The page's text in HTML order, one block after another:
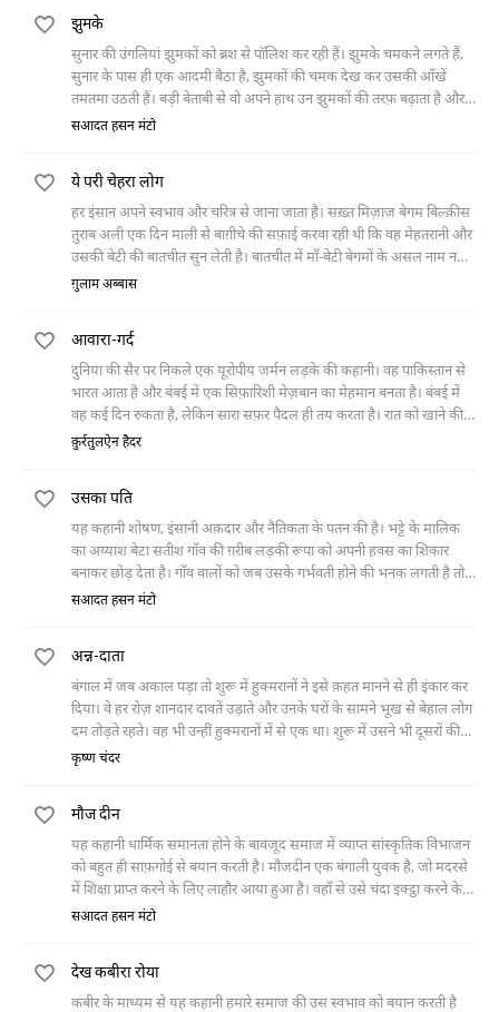
झुमके
सुनार की उंगलियां झुमकों को ब्रश से पॉलिश कर रही हैं। झुमके चमकने लगते हैं,
सुनार के पास ही एक आदमी बैठा है, झुमकों की चमक देख कर उसकी आँखें
तमतमा उठती हैं। बड़ी बेताबी से वो अपने हाथ उन झुमकों की तरफ़ बढ़ाता है और
सुनार कहता है, “बस अब दे दो मुझे।” सुनार
सआदत हसन मंटो
ये परी चेहरा लोग
हर इंसान अपने स्वभाव और चरित्र से जाना जाता है। सख़्त मिज़ाज बेगम बिल्क़ीस
तुराब अली एक दिन माली से बाग़ीचे की सफ़ाई करवा रही थी कि वह मेहतरानी और
उसकी बेटी की बातचीत सुन लेती है। बातचीत में माँ-बेटी बेगमों के असल नाम न
लेकर उन्हें तरह-तरह के नामों से बुलाती हैं। यह सुनकर बिल्क़ीस बानो उन दोनों को
लेकिन उसने बेगम बिल्कीस का जो नाम रखा होता है वह अपने शौहर के सामने ले
देती है।
ग़ुलाम अब्बास
आवारा-गर्द
दुनिया की सैर पर निकले एक यूरोपीय जर्मन लड़के की कहानी। वह पाकिस्तान से
भारत आता है और बंबई में एक सिफ़ारिशी मेज़बान का मेहमान बनता है। बंबई में
वह कई दिन रुकता है, लेकिन सारा सफ़र पैदल ही तय करता है। रात को खाने की
मेज़ पर अपनी मेज़बान से वह यूरोप, जर्मन, द्वितीय विश्व युद्ध, नाज़ी और अपने
और खु़द डूबकर मर जाता है। लंका से होता हुआ है वह सैलानी लड़का वियतनाम
जाता है। वियतनाम में जंग जारी है और जंग की एक गोली उस नौजवान यूरोपीय
आवारागर्द को भी लील जाती है।
क़ुर्रतुलऐन हैदर
उसका पति
यह कहानी शोषण, इंसानी अक़दार और नैतिकता के पतन की है। भट्टे के मालिक
का अय्याश बेटा सतीश गाँव की ग़रीब लड़की रूपा को अपनी हवस का शिकार
बनाकर छोड़ देता है। गाँव वालों को जब उसके गर्भवती होने की भनक लगती है तो
रूपा का होने वाला ससुर उसकी माँ को बेइज्ज़त करता है और रिश्ता ख़त्म कर देता
है और कहता है कि वह रूपा और अपने बच्चे को संभाल ले लेकिन सतीश सौदा
करने की कोशिश करता है जिससे रूपा भाग जाती है और पागल हो जाती है।
सआदत हसन मंटो
अन्न-दाता
बंगाल में जब अकाल पड़ा तो शुरू में हुक्मरानों ने इसे क़हत मानने से ही इंकार कर
दिया। वे हर रोज़ शानदार दावतें उड़ाते और उनके घरों के सामने भूख से बेहाल लोग
दम तोड़ते रहते। वह भी उन्हीं हुक्मरानों में से एक था। शुरू में उसने भी दूसरों की
तरह समस्या से नज़र चुरानी चाही। मगर फिर वह उनके लिए कुछ करने के लिए
कृष्ण चंदर
मौज दीन
यह कहानी धार्मिक समानता होने के बावजूद समाज में व्याप्त सांस्कृतिक विभाजन
को बहुत ही साफ़गोई से बयान करती है। मौजदीन एक बंगाली युवक है, जो मदरसे
में शिक्षा प्राप्त करने के लिए लाहौर आया हुआ है। वहाँ से उसे चंदा इक्ट्ठा करने के
लिए कश्मीर भेज दिया जाता है। जब उसे पता चलता है कि कश्मीर में जंग होने
के लोग कोड भाषा समझ कर उसे जासूसी के इल्ज़ाम में गिरफ़्तार कर लेते हैं।
गिरफ़्तारी के दौरान उसे इतना टॉर्चर किया जाता है कि वह जेल में ही फाँसी लगाकर
सआदत हसन मंटो
देख कबीरा रोया
कबीर के माध्यम से यह कहानी हमारे समाज की उस स्वभाव को बयान करती है